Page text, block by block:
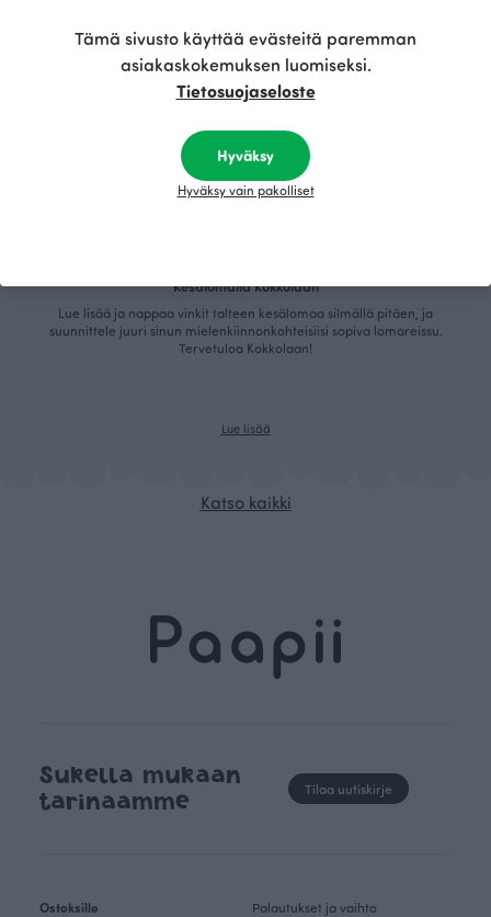
Kesälomalla Kokkolaan
Lue lisää ja nappaa vinkit talteen kesälomaa silmällä pitäen, ja
suunnittele juuri sinun mielenkiinnonkohteisiisi sopiva lomareissu.
Tervetuloa Kokkolaan!
Lue lisää
Katso kaikki
Sukella mukaan
tarinaamme
Tilaa uutiskirje
Ostoksille
Palautukset ja vaihto
Tämä sivusto käyttää evästeitä paremman
asiakaskokemuksen luomiseksi.
Tietosuojaseloste
Hyväksy
Hyväksy vain pakolliset